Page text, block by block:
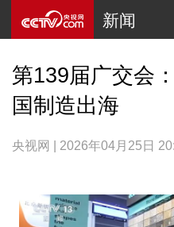
新闻
第139届广交会
国制造出海
央视网 | 2026年04月25日